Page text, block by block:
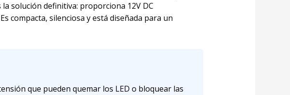
solución definitiva: proporciona 12V DC
compacta, silenciosa y está diseñada para un
que pueden quemar los LED o bloquear las